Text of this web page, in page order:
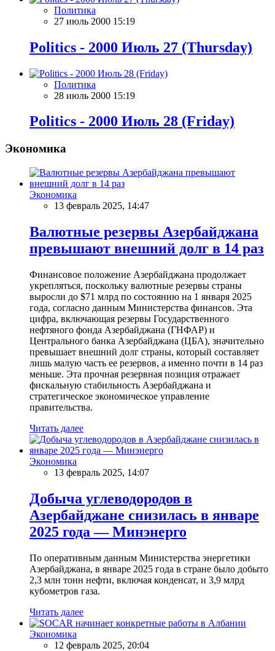
Политика
27 июль 2000 15:19
Politics - 2000 Июль 27 (Thursday)
Политика
28 июль 2000 15:19
Politics - 2000 Июль 28 (Friday)
Экономика
Экономика
13 февраль 2025, 14:47
Валютные резервы Азербайджана
превышают внешний долг в 14 раз
Финансовое положение Азербайджана продолжает
укрепляться, поскольку валютные резервы страны
выросли до $71 млрд по состоянию на 1 января 2025
года, согласно данным Министерства финансов. Эта
цифра, включающая резервы Государственного
нефтяного фонда Азербайджана (ГНФАР) и
Центрального банка Азербайджана (ЦБА), значительно
превышает внешний долг страны, который составляет
лишь малую часть ее резервов, а именно почти в 14 раз
меньше. Эта прочная резервная позиция отражает
фискальную стабильность Азербайджана и
стратегическое экономическое управление
правительства.
Читать далее
Экономика
13 февраль 2025, 14:07
Добыча углеводородов в
Азербайджане снизилась в январе
2025 года — Минэнерго
По оперативным данным Министерства энергетики
Азербайджана, в январе 2025 года в стране было добыто
2,3 млн тонн нефти, включая конденсат, и 3,9 млрд
кубометров газа.
Читать далее
Экономика
12 февраль 2025, 20:04